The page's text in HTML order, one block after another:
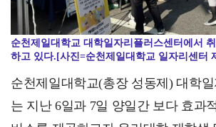
순천제일대학교 대학일자리플러스센터에서
하고 있다.[사진=순천제일대학교 일자리센터
순천제일대학교(총장 성동제) 대학
는 지난 6일과 7일 양일간 보다 효과